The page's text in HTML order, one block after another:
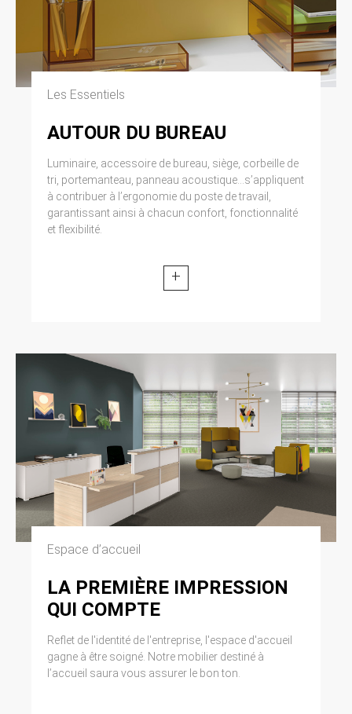
Les Essentiels
AUTOUR DU BUREAU
Luminaire, accessoire de bureau, siège, corbeille de
tri, portemanteau, panneau acoustique...s’appliquent
à contribuer à l’ergonomie du poste de travail,
garantissant ainsi à chacun confort, fonctionnalité
et flexibilité.
+
Espace d’accueil
LA PREMIÈRE IMPRESSION
QUI COMPTE
Reflet de l'identité de l'entreprise, l'espace d'accueil
gagne à être soigné. Notre mobilier destiné à
l’accueil saura vous assurer le bon ton.